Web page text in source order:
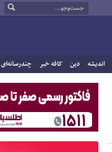
اندیشه دین کافه خبر چندرسانه‌ای